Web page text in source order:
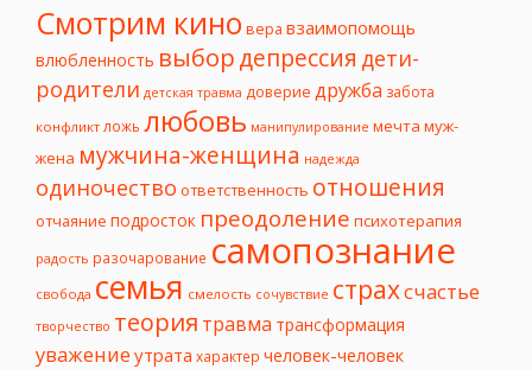
Смотрим кино вера взаимопомощь
влюбленность выбордепрессия дети-
родители детская травма доверие дружба забота
конфликт ложь любовь манипулирование мечта муж-
жена мужчина-женщина надежда
одиночество ответственность отношения
отчаяние подросток преодоление психотерапия
радость разочарование самопознание
свобода семья смелость сочувствие страхсчастье
творчество теория травма трансформация
уважение утрата характер человек-человек